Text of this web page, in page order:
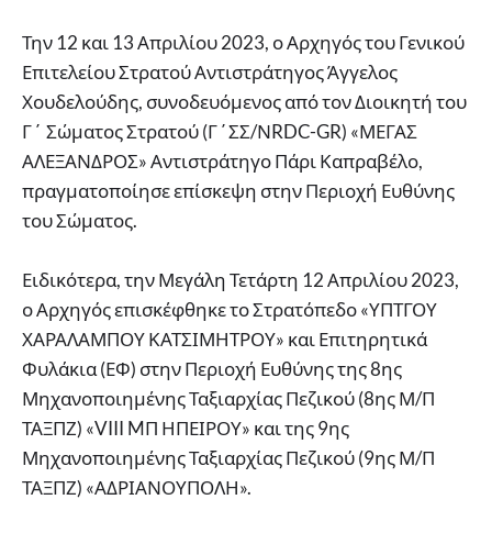
Την 12 και 13 Απριλίου 2023, ο Αρχηγός του Γενικού
Επιτελείου Στρατού Αντιστράτηγος Άγγελος
Χουδελούδης, συνοδευόμενος από τον Διοικητή του
Γ΄ Σώματος Στρατού (Γ΄ΣΣ/ΝRDC-GR) «ΜΕΓΑΣ
ΑΛΕΞΑΝΔΡΟΣ» Αντιστράτηγο Πάρι Καπραβέλο,
πραγματοποίησε επίσκεψη στην Περιοχή Ευθύνης
του Σώματος.
Ειδικότερα, την Μεγάλη Τετάρτη 12 Απριλίου 2023,
ο Αρχηγός επισκέφθηκε το Στρατόπεδο «ΥΠΤΓΟΥ
ΧΑΡΑΛΑΜΠΟΥ ΚΑΤΣΙΜΗΤΡΟΥ» και Επιτηρητικά
Φυλάκια (ΕΦ) στην Περιοχή Ευθύνης της 8ης
Μηχανοποιημένης Ταξιαρχίας Πεζικού (8ης Μ/Π
ΤΑΞΠΖ) «VIII MΠ ΗΠΕΙΡΟΥ» και της 9ης
Μηχανοποιημένης Ταξιαρχίας Πεζικού (9ης Μ/Π
ΤΑΞΠΖ) «ΑΔΡΙΑΝΟΥΠΟΛΗ».